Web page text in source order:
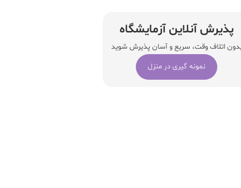
پذیرش آنلاین آزمایشگاه
اتلاف وقت، سریع و آسان پذیرش شوید
نمونه گیری در منزل